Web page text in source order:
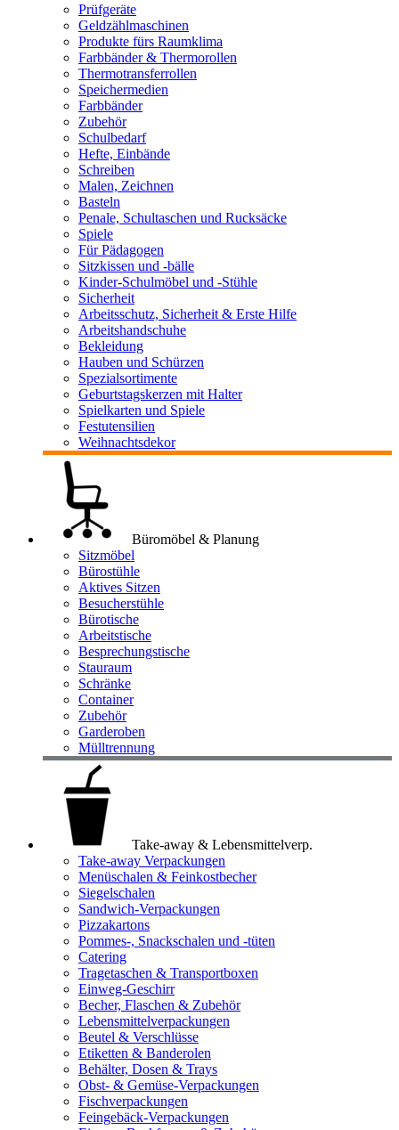
Prüfgeräte
Geldzählmaschinen
Produkte fürs Raumklima
Farbbänder & Thermorollen
Thermotransferrollen
Speichermedien
Farbbänder
Zubehör
Schulbedarf
Hefte, Einbände
Schreiben
Malen, Zeichnen
Basteln
Penale, Schultaschen und Rucksäcke
Spiele
Für Pädagogen
Sitzkissen und -bälle
Kinder-Schulmöbel und -Stühle
Sicherheit
Arbeitsschutz, Sicherheit & Erste Hilfe
Arbeitshandschuhe
Bekleidung
Hauben und Schürzen
Spezialsortimente
Geburtstagskerzen mit Halter
Spielkarten und Spiele
Festutensilien
Weihnachtsdekor
Büromöbel & Planung
Sitzmöbel
Bürostühle
Aktives Sitzen
Besucherstühle
Bürotische
Arbeitstische
Besprechungstische
Stauraum
Schränke
Container
Zubehör
Garderoben
Mülltrennung
Take-away & Lebensmittelverp.
Take-away Verpackungen
Menüschalen & Feinkostbecher
Siegelschalen
Sandwich-Verpackungen
Pizzakartons
Pommes-, Snackschalen und -tüten
Catering
Tragetaschen & Transportboxen
Einweg-Geschirr
Becher, Flaschen & Zubehör
Lebensmittelverpackungen
Beutel & Verschlüsse
Etiketten & Banderolen
Behälter, Dosen & Trays
Obst- & Gemüse-Verpackungen
Fischverpackungen
Feingebäck-Verpackungen